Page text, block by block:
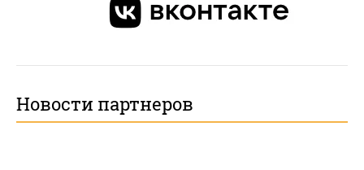
Новости партнеров